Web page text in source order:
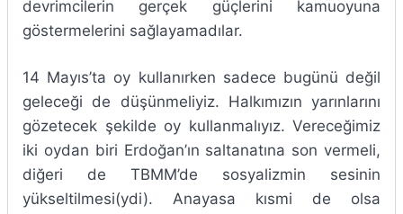
devrimcilerin gerçek güçlerini kamuoyuna
göstermelerini sağlayamadılar.
14 Mayıs’ta oy kullanırken sadece bugünü değil
geleceği de düşünmeliyiz. Halkımızın yarınlarını
gözetecek şekilde oy kullanmalıyız. Vereceğimiz
iki oydan biri Erdoğan’ın saltanatına son vermeli,
diğeri de TBMM’de sosyalizmin sesinin
yükseltilmesi(ydi). Anayasa kısmi de olsa